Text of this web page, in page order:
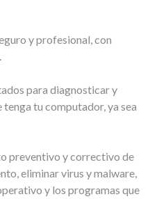
y profesional, con
para diagnosticar y
tu computador, ya sea
preventivo y correctivo de
eliminar virus y malware,
y los programas que